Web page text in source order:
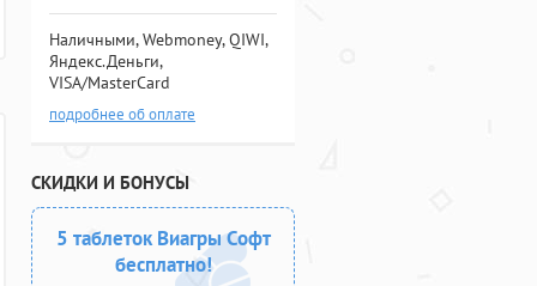
Наличными, Webmoney, QIWI,
Яндекс.Деньги,
VISA/MasterCard
подробнее об оплате
СКИДКИ И БОНУСЫ
5 таблеток Виагры Софт
бесплатно!